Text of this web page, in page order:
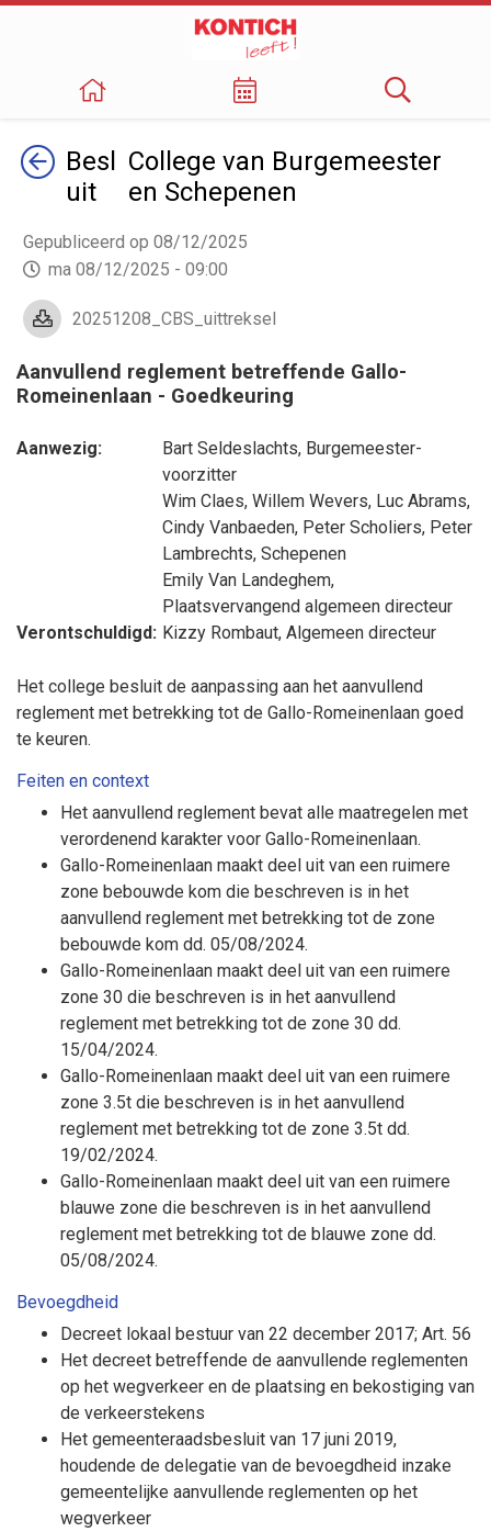
TerugBesl
uit
College van Burgemeester
en Schepenen
Gepubliceerd op 08/12/2025
ma 08/12/2025 - 09:00
20251208_CBS_uittreksel
Aanvullend reglement betreffende Gallo-
Romeinenlaan - Goedkeuring
Aanwezig: Bart Seldeslachts, Burgemeester-
voorzitter
Wim Claes, Willem Wevers, Luc Abrams,
Cindy Vanbaeden, Peter Scholiers, Peter
Lambrechts, Schepenen
Emily Van Landeghem,
Plaatsvervangend algemeen directeur
Verontschuldigd: Kizzy Rombaut, Algemeen directeur
Het college besluit de aanpassing aan het aanvullend
reglement met betrekking tot de Gallo-Romeinenlaan goed
te keuren.
Feiten en context
Het aanvullend reglement bevat alle maatregelen met
verordenend karakter voor Gallo-Romeinenlaan.
Gallo-Romeinenlaan maakt deel uit van een ruimere
zone bebouwde kom die beschreven is in het
aanvullend reglement met betrekking tot de zone
bebouwde kom dd. 05/08/2024.
Gallo-Romeinenlaan maakt deel uit van een ruimere
zone 30 die beschreven is in het aanvullend
reglement met betrekking tot de zone 30 dd.
15/04/2024.
Gallo-Romeinenlaan maakt deel uit van een ruimere
zone 3.5t die beschreven is in het aanvullend
reglement met betrekking tot de zone 3.5t dd.
19/02/2024.
Gallo-Romeinenlaan maakt deel uit van een ruimere
blauwe zone die beschreven is in het aanvullend
reglement met betrekking tot de blauwe zone dd.
05/08/2024.
Bevoegdheid
Decreet lokaal bestuur van 22 december 2017; Art. 56
Het decreet betreffende de aanvullende reglementen
op het wegverkeer en de plaatsing en bekostiging van
de verkeerstekens
Het gemeenteraadsbesluit van 17 juni 2019,
houdende de delegatie van de bevoegdheid inzake
gemeentelijke aanvullende reglementen op het
wegverkeer